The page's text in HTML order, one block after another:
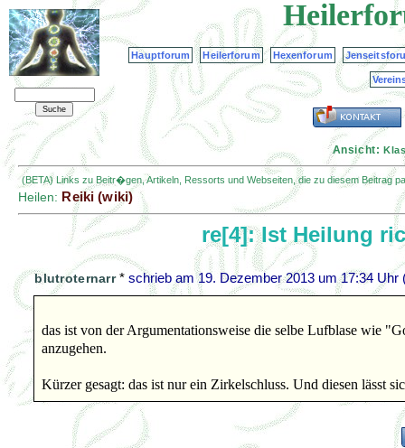
Hauptforum Heilerforum Hexenforum
Ansicht:
(BETA) Links zu Beitr�gen, Artikeln, Ressorts und Webseiten, die zu diesem Beitrag
Heilen: Reiki (wiki)
re[4]: Ist Heilung
blutroternarr*schrieb am19. Dezember 2013 um 17:34 Uhr
das ist von der Argumentationsweise die selbe Lufblase wie
anzugehen.
Kürzer gesagt: das ist nur ein Zirkelschluss. Und diesen lässt